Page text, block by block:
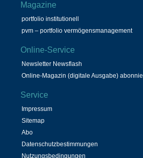
Magazine
portfolio institutionell
pvm – portfolio vermögensmanagement
Online-Service
Newsletter Newsflash
Online-Magazin (digitale Ausgabe)
Service
Impressum
Sitemap
Abo
Datenschutzbestimmungen
Nutzungsbedingungen